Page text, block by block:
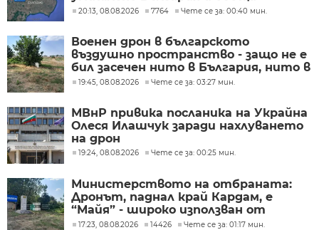
разследване
20:13, 08.08.2026 7764 Чете се за: 00:40 мин.
Военен дрон в българското
въздушно пространство - защо не е
бил засечен нито в България, нито в
Румъния?
19:45, 08.08.2026 Чете се за: 03:27 мин.
МВнР привика посланика на Украйна
Олеся Илашчук заради нахлуването
на дрон
19:24, 08.08.2026 Чете се за: 00:25 мин.
Министерството на отбраната:
Дронът, паднал край Кардам, е
“Майя” - широко използван от
украинската армия
17:23, 08.08.2026 14426 Чете се за: 01:17 мин.